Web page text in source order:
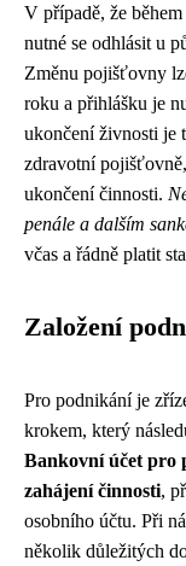
V případě, že
nutné se odhlásit u
Změnu pojišťovny
roku a přihlášku je
ukončení živnosti je
zdravotní
ukončení činnosti.
penále a dalším
včas a řádně platit
Založení
Pro podnikání je
krokem, který
Bankovní účet pro
zahájení činnosti,
osobního účtu. Při
několik důležitých